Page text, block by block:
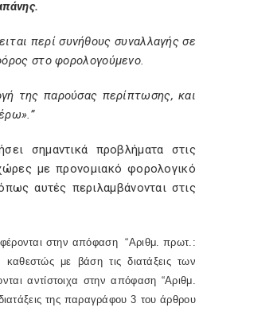
περί συνήθους συναλλαγής σε
στο φορολογούμενο.
της παρούσας περίπτωσης, και
σημαντικά προβλήματα στις
με προνομιακό φορολογικό
αυτές περιλαμβάνονται στις
στην απόφαση “Αριθμ. πρωτ.:
με βάση τις διατάξεις των
αντίστοιχα στην απόφαση “Αριθμ.
της παραγράφου 3 του άρθρου